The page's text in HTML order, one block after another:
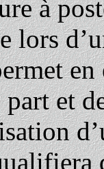
à
lors
en
part et